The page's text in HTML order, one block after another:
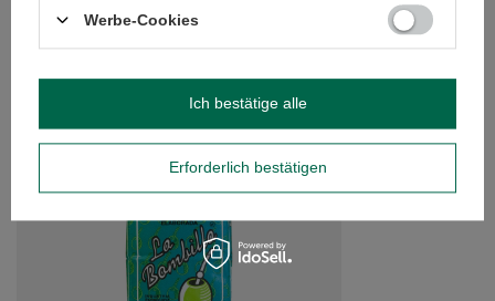
EMPFOHLENE PRODUKTE
La Bombilla 0,5kg
Werbe-Cookies
Erforderlich bestätigen
Ich bestätige alle